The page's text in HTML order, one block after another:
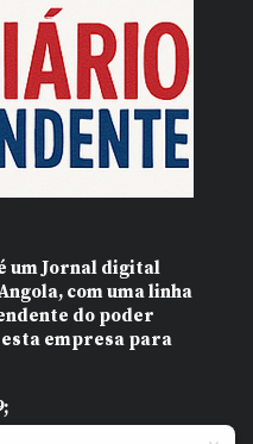
um Jornal digital
com uma linha
do poder
empresa para